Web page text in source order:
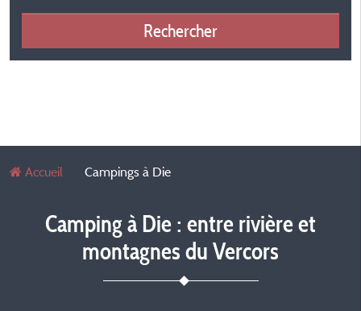
Rechercher
Accueil Campings à Die
Camping à Die : entre rivière et
montagnes du Vercors